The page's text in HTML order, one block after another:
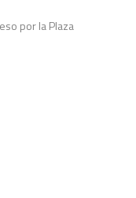
por la Plaza